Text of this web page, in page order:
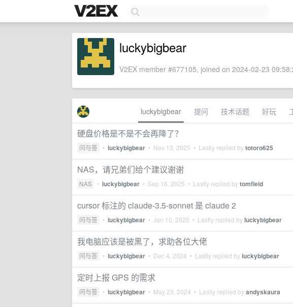
luckybigbear
V2EX member #677105, joined on 2024-02-23
luckybigbear 提问 技术话题 好玩
硬盘价格是不是不会再降了？
问与答 • luckybigbear • Nov 13, 2025 • Lastly replied bytotoro625
NAS，请兄弟们给个建议谢谢
NAS • luckybigbear • Sep 16, 2025 • Lastly replied bytomfield
cursor 标注的 claude-3.5-sonnet 是 claude 2
问与答 • luckybigbear • Jan 10, 2025 • Lastly replied byluckybigbear
我电脑应该是被黑了，求助各位大佬
问与答 • luckybigbear • Dec 4, 2024 • Lastly replied byluckybigbear
定时上报 GPS 的需求
问与答 • luckybigbear • May 23, 2024 • Lastly replied byandyskaura